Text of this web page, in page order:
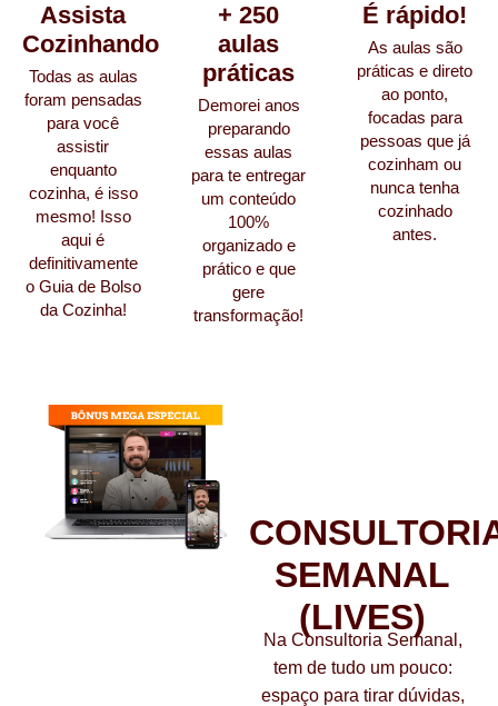
Assista
Cozinhando
Todas as aulas
foram pensadas
para você
assistir
enquanto
cozinha, é isso
mesmo! Isso
aqui é
definitivamente
o Guia de Bolso
da Cozinha!
+ 250
aulas
práticas
Demorei anos
preparando
essas aulas
para te entregar
um conteúdo
100%
organizado e
prático e que
gere
transformação!
É rápido!
As aulas são
práticas e direto
ao ponto,
focadas para
pessoas que já
cozinham ou
nunca tenha
cozinhado
antes.
SEMANAL
(LIVES)
Na Consultoria Semanal,
tem de tudo um pouco:
espaço para tirar dúvidas,